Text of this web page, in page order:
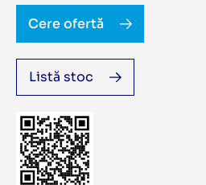
Cere ofertă
Listă stoc